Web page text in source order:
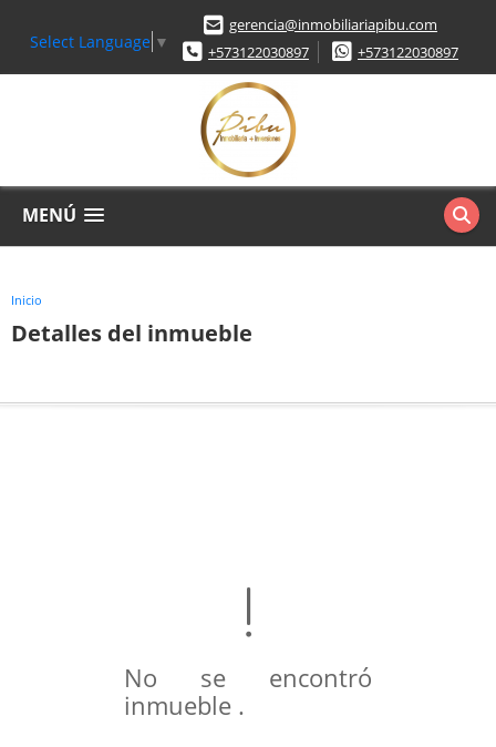
Select Language ▼
gerencia@inmobiliariapibu.com
+573122030897
+573122030897
MENÚ
Inicio
Detalles del inmueble
No se encontró
inmueble .